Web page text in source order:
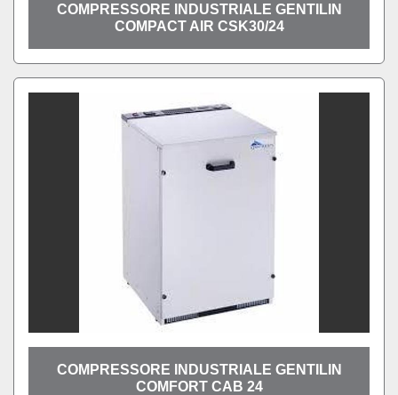
COMPRESSORE INDUSTRIALE GENTILIN
COMPACT AIR CSK30/24
COMPRESSORE INDUSTRIALE GENTILIN
COMFORT CAB 24